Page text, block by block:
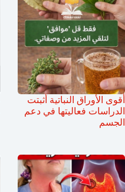
أقوى الأوراق النباتية أثبتت
الدراسات فعاليتها في دعم
الجسم